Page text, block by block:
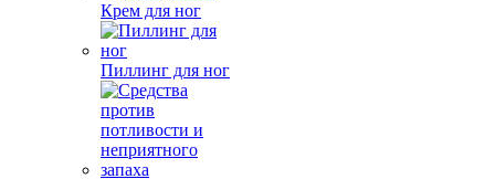
Крем для ног
Пиллинг для ног